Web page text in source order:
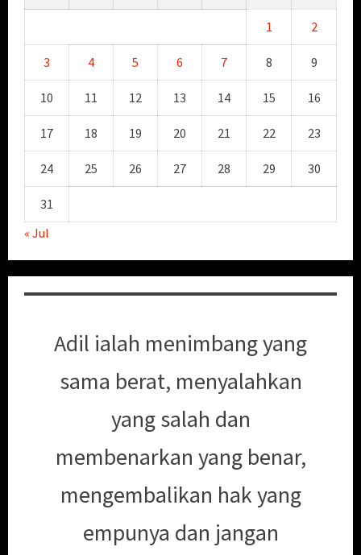
1 2
3 4 5 6 7 8 9
10 11 12 13 14 15 16
17 18 19 20 21 22 23
24 25 26 27 28 29 30
31
« Jul
Adil ialah menimbang yang
sama berat, menyalahkan
yang salah dan
membenarkan yang benar,
mengembalikan hak yang
empunya dan jangan